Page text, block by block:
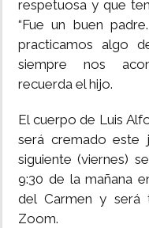
respetuosa y que
“Fue un buen
practicamos algo
siempre nos
recuerda el hijo.
El cuerpo de Luis
será cremado este
siguiente (viernes)
9:30 de la mañana
del Carmen y será
Zoom.